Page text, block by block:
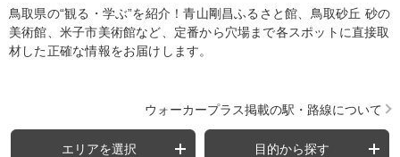
鳥取県の“観る・学ぶ”を紹介！青山剛昌ふるさと館、鳥取砂丘 砂の
美術館、米子市美術館など、定番から穴場まで各スポットに直接取
材した正確な情報をお届けします。
ウォーカープラス掲載の駅・路線について
エリアを選択 目的から探す